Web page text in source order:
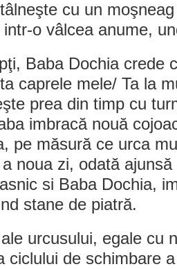
cu un
o vâlcea anume,
Baba Dochia crede
caprele mele/ Ta la
prea din timp cu
imbracă nouă
pe măsură ce urca
noua zi, odată
si Baba Dochia,
stane de piatră.
urcusului, egale cu
ciclului de schimbare